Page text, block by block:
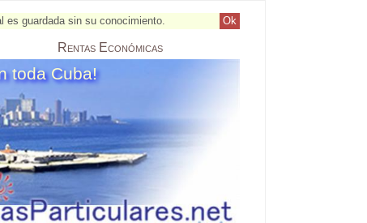
Ok
es guardada sin su conocimiento.
Rentas Económicas
toda Cuba!